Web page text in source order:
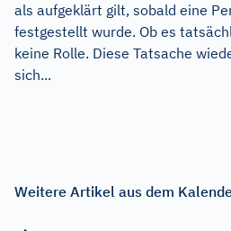
als aufgeklärt gilt, sobald eine
festgestellt wurde. Ob es
keine Rolle. Diese Tatsache
sich...
Weitere Artikel aus dem